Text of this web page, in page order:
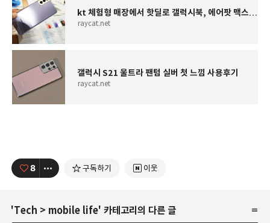
kt 체험형 매장에서 핫딜로 갤럭시북, 에어팟 맥스 할인 받는법
raycat.net
갤럭시 S21 울트라 팬텀 실버 첫 느낌 사용후기
raycat.net
8 구독하기 이웃
'Tech > mobile life' 카테고리의 다른 글